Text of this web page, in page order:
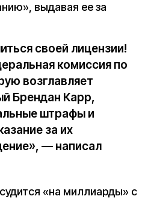
выдавая ее за
своей лицензии!
комиссия по
возглавляет
Брендан Карр,
штрафы и
за их
— написал
«на миллиарды» с